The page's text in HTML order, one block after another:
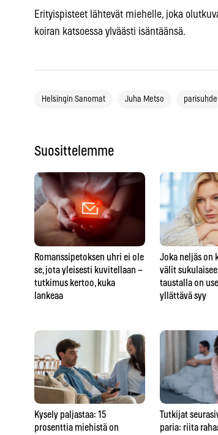
Erityispisteet lähtevät miehelle, joka
koiran katsoessa ylväästi isäntäänsä.
Helsingin Sanomat Juha Metso parisuhde
Suosittelemme
Romanssipetoksen uhri ei ole
se, jota yleisesti kuvitellaan –
tutkimus kertoo, kuka
lankeaa
Kysely paljastaa: 15
prosenttia miehistä on
Joka neljäs on
välit
taustalla on
yllättävä syy
Tutkijat
paria: riita